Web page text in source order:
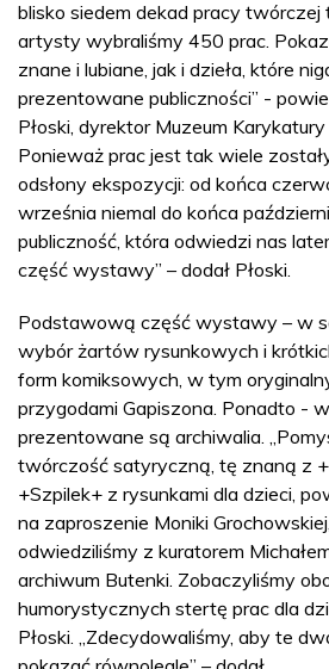
blisko siedem dekad pracy
artysty wybraliśmy 450 prac.
znane i lubiane, jak i dzieła, które
prezentowane publiczności” -
Płoski, dyrektor Muzeum Karykatury
Ponieważ prac jest tak wiele
odsłony ekspozycji: od końca
września niemal do końca
publiczność, która odwiedzi nas
część wystawy” – dodał Płoski.
Podstawową część wystawy – w
wybór żartów rysunkowych i
form komiksowych, w tym
przygodami Gapiszona. Ponadto -
prezentowane są archiwalia.
twórczość satyryczną, tę znaną z
+Szpilek+ z rysunkami dla dzieci,
na zaproszenie Moniki
odwiedziliśmy z kuratorem
archiwum Butenki. Zobaczyliśmy
humorystycznych stertę prac dla
Płoski. „Zdecydowaliśmy, aby te